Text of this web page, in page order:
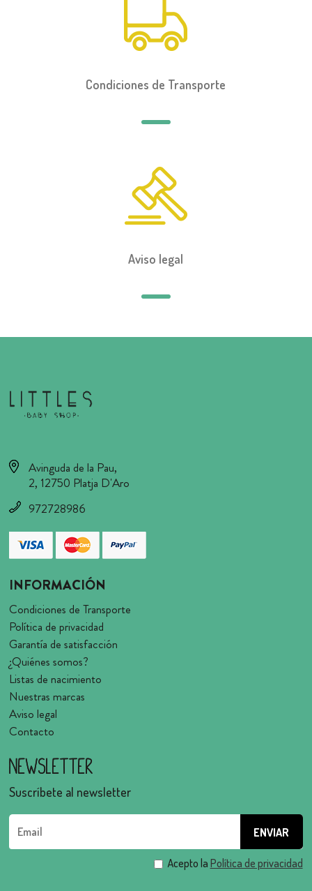
Condiciones de Transporte
Aviso legal
Avinguda de la Pau,
2, 12750 Platja D'Aro
972728986
INFORMACIÓN
Condiciones de Transporte
Política de privacidad
Garantía de satisfacción
¿Quiénes somos?
Listas de nacimiento
Nuestras marcas
Aviso legal
Contacto
Newsletter
Suscríbete al newsletter
Acepto la Política de privacidad